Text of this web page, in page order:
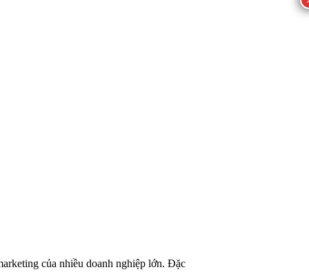
của nhiều doanh nghiệp lớn. Đặc